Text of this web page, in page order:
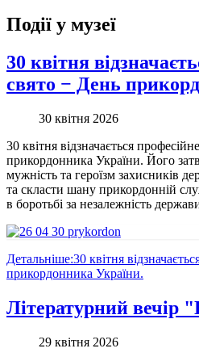
Події у музеї
30 квітня
свято − День
30 квітня 2026
30 квітня відзначається
прикордонника України. Його
мужність та героїзм захисників
та скласти шану прикордонній
в боротьбі за незалежність
Детальніше:30 квітня
прикордонника України.
Літературний вечір
29 квітня 2026